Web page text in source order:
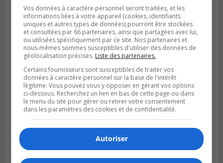
Vos données à caractère personnel seront traitées, et les
informations liées à votre appareil (cookies, identifiants
uniques et autres types de données) pourront être stockées
et consultées par 66 partenaires, ainsi que partagées avec lui,
ou utilisées spécifiquement par ce site. Nos partenaires et
nous-mêmes sommes susceptibles d'utiliser des données de
géolocalisation précises. Liste des partenaires.
Certains fournisseurs sont susceptibles de traiter vos
données à caractère personnel sur la base de l'intérêt
légitime. Vous pouvez vous y opposer en gérant vos options
ci-dessous. Recherchez un lien en bas de cette page ou dans
le menu du site pour gérer ou retirer votre consentement
dans les paramètres des cookies et de confidentialité.
Autoriser